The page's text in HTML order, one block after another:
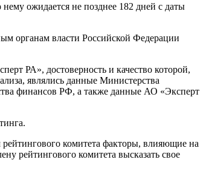
ожидается не позднее 182 дней с даты
органам власти Российской Федерации
РА», достоверность и качество которой,
являлись данные Министерства
финансов РФ, а также данные АО «Эксперт
комитета факторы, влияющие на
рейтингового комитета высказать свое